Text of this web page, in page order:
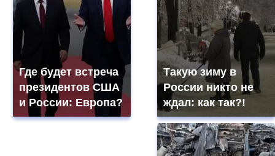
Где будет встреча
президентов США
и России: Европа?
Такую зиму в
России никто не
ждал: как так?!